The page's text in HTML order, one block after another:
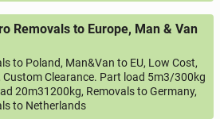
Removals to Europe, Man & Van
to Poland, Man&Van to EU, Low Cost,
Custom Clearance. Part load 5m3/300kg
20m31200kg, Removals to Germany,
to Netherlands